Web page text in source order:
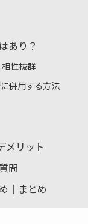
あり？
性抜群
併用する方法
メリット
問
｜まとめ